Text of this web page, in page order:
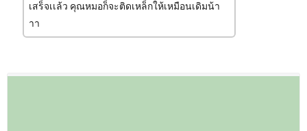
เสร็จเเล้ว คุณหมอก็จะติดเหล็กให้เหมือนเดิมน้า
าา